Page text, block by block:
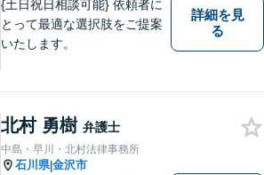
{土日祝日相談可能} 依頼者に
とって最適な選択肢をご提案
いたします。
詳細を見
る
北村 勇樹 弁護士
中島・早川・北村法律事務所
石川県|金沢市